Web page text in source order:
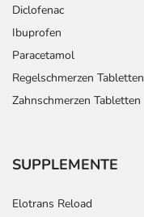
Diclofenac
Ibuprofen
Paracetamol
Regelschmerzen Tabletten
Zahnschmerzen Tabletten
SUPPLEMENTE
Elotrans Reload